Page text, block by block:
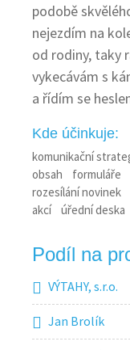
podobě
nejezdím na
od rodiny, taky
vykecávám s
a řídím se
Kde účinkuje:
komunikační
obsah
formuláře
rozesílání novinek
akcí
úřední deska
Podíl na
VÝTAHY, s.r.o.
Jan Brolík